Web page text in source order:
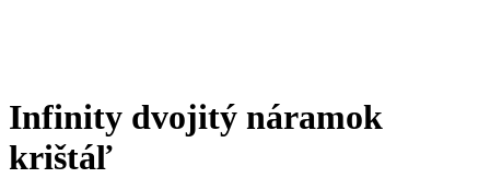
Infinity dvojitý náramok
krištáľ